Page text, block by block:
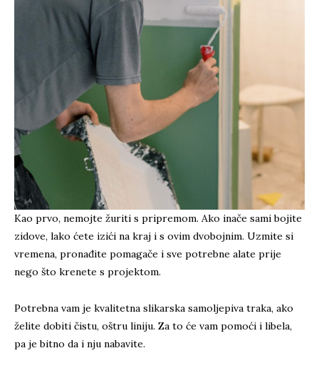
Kao prvo, nemojte žuriti s pripremom. Ako inače sami bojite
zidove, lako ćete izići na kraj i s ovim dvobojnim. Uzmite si
vremena, pronađite pomagače i sve potrebne alate prije
nego što krenete s projektom.
Potrebna vam je kvalitetna slikarska samoljepiva traka, ako
želite dobiti čistu, oštru liniju. Za to će vam pomoći i libela,
pa je bitno da i nju nabavite.